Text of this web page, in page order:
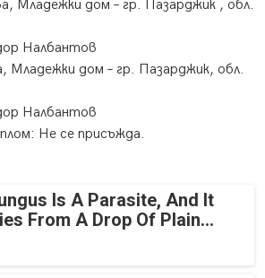
Младежки дом – гр. Пазарджик , обл.
Налбантов
Младежки дом – гр. Пазарджик, обл.
Налбантов
Не се присъжда.
Is A Parasite, And It
From A Drop Of Plain...